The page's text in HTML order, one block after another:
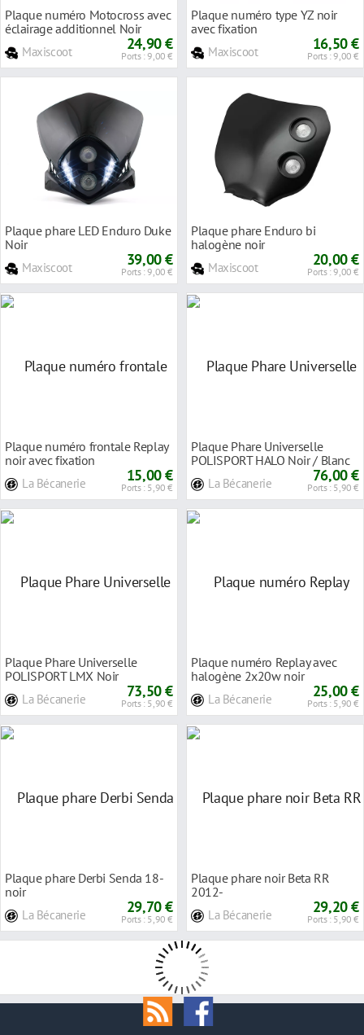
Plaque numéro Motocross avec
éclairage additionnel Noir
Maxiscoot 24,90 €
Ports : 9,00 €
Plaque numéro type YZ noir
avec fixation
Maxiscoot 16,50 €
Ports : 9,00 €
Plaque phare LED Enduro Duke
Noir
Maxiscoot 39,00 €
Ports : 9,00 €
Plaque phare Enduro bi
halogène noir
Maxiscoot 20,00 €
Ports : 9,00 €
Plaque numéro frontale Replay
noir avec fixation
La Bécanerie 15,00 €
Ports : 5,90 €
Plaque Phare Universelle
POLISPORT HALO Noir / Blanc
La Bécanerie 76,00 €
Ports : 5,90 €
Plaque Phare Universelle
POLISPORT LMX Noir
La Bécanerie 73,50 €
Ports : 5,90 €
Plaque numéro Replay avec
halogène 2x20w noir
La Bécanerie 25,00 €
Ports : 5,90 €
Plaque phare Derbi Senda 18-
noir
La Bécanerie 29,70 €
Ports : 5,90 €
Plaque phare noir Beta RR
2012-
La Bécanerie 29,20 €
Ports : 5,90 €